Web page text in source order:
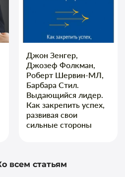
Джон Зенгер,
Джозеф Фолкман,
Роберт Шервин-МЛ,
Барбара Стил.
Выдающийся лидер.
Как закрепить успех,
развивая свои
сильные стороны
всем статьям